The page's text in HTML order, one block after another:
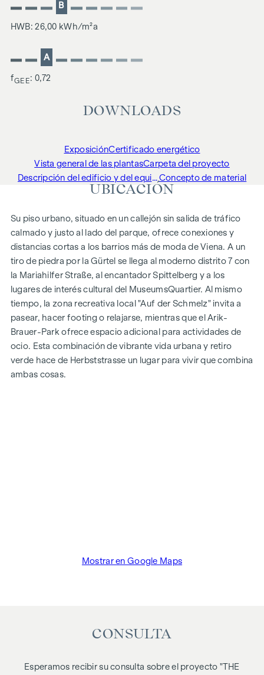
B
HWB: 26,00 kWh/m²a
A
fGEE: 0,72
DOWNLOADS
ExposiciónCertificado energético
Vista general de las plantasCarpeta del proyecto
Descripción del edificio y del equipamiento Concepto de material
UBICACIÓN
Su piso urbano, situado en un callejón sin salida de tráfico
calmado y justo al lado del parque, ofrece conexiones y
distancias cortas a los barrios más de moda de Viena. A un
tiro de piedra por la Gürtel se llega al moderno distrito 7 con
la Mariahilfer Straße, al encantador Spittelberg y a los
lugares de interés cultural del MuseumsQuartier. Al mismo
tiempo, la zona recreativa local "Auf der Schmelz" invita a
pasear, hacer footing o relajarse, mientras que el Arik-
Brauer-Park ofrece espacio adicional para actividades de
ocio. Esta combinación de vibrante vida urbana y retiro
verde hace de Herbststrasse un lugar para vivir que combina
ambas cosas.
Mostrar en Google Maps
CONSULTA
Esperamos recibir su consulta sobre el proyecto "THE